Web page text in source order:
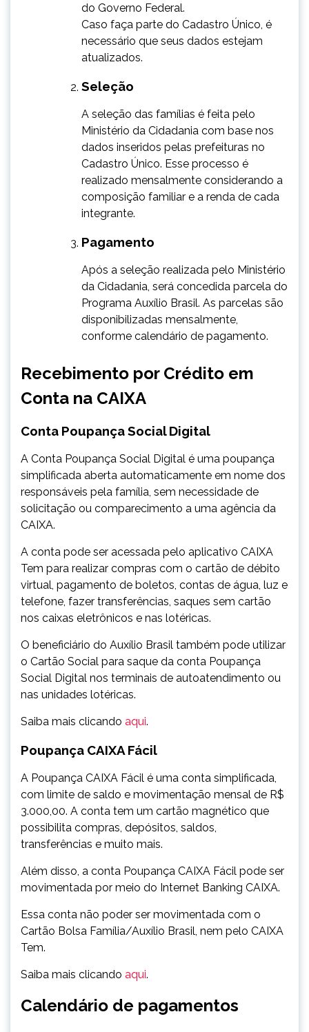
do Governo Federal.
Caso faça parte do Cadastro Único, é
necessário que seus dados estejam
atualizados.
Seleção
​​A seleção das famílias é feita pelo
Ministério da Cidadania com base nos
dados inseridos pelas prefeituras no
Cadastro Único. Esse processo é
realizado mensalmente considerando a
composição familiar e a renda de cada
integrante.
Pagamento
​Após a seleção realizada pelo Ministério
da Cidadania, será concedida parcela do
Programa Auxílio Brasil. As parcelas são
disponibilizadas mensalmente,
conforme calendário de pagamento.
Recebimento por Crédito em
Conta na CAIXA
​Conta Poupança Social Digital
A Conta Poupança Social Digital é uma poupança
simplificada aberta automaticamente em nome dos
responsáveis pela família, sem necessidade de
solicitação ou comparecimento a uma agência da
CAIXA.
A conta pode ser acessada pelo aplicativo CAIXA
Tem para realizar compras com o cartão de débito
virtual, pagamento de boletos, contas de água, luz e
telefone, fazer transferências, saques sem cartão
nos caixas eletrônicos e nas lotéricas.
O beneficiário do Auxílio Brasil também pode utilizar
o Cartão Social para saque da conta Poupança
Social Digital nos terminais de autoatendimento ou
nas unidades lotéricas.
Saiba mais clicando aqui.
Poupança CAIXA Fácil
A Poupança CAIXA Fácil é uma conta simplificada,
com limite de saldo e movimentação mensal de R$
3.000,00. A conta tem um cartão magnético que
possibilita compras, depósitos, saldos,
transferências e muito mais.
Além disso, a conta Poupança CAIXA Fácil pode ser
movimentada por meio do Internet Banking CAIXA.
Essa conta não poder ser movimentada com o
Cartão Bolsa Família/Auxílio Brasil, nem pelo CAIXA
Tem.
Saiba mais clicando aqui.
Calendário de pagamentos